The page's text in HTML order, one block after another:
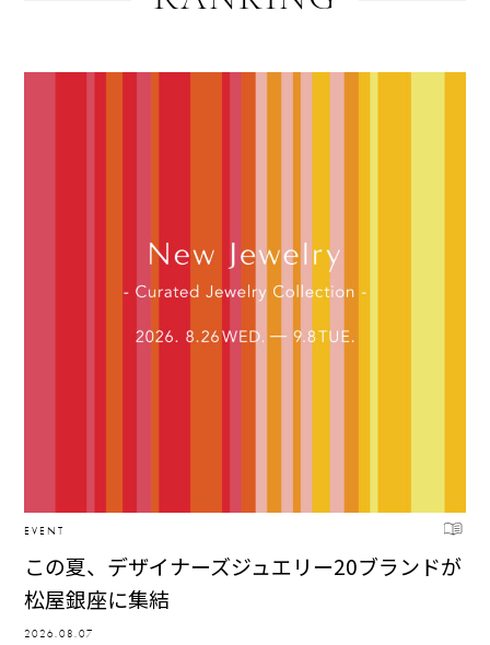
EVENT
この夏、デザイナーズジュエリー20ブランドが
松屋銀座に集結
2026.08.07